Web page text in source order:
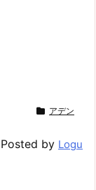
アデン
Posted by Logu